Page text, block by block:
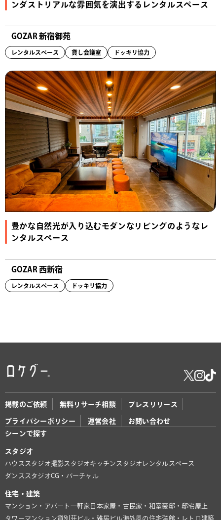
ンダストリアルな雰囲気を演出するレンタルスペース
GOZAR 新宿御苑
レンタルスペース 貸し会議室 ドッキリ協力
豊かな自然光が入り込むモダンなリビングのようなレ
ンタルスペース
GOZAR 西新宿
レンタルスペース ドッキリ協力
掲載のご依頼 無料リサーチ相談 プレスリリース
プライバシーポリシー 運営会社
お問い合わせ
シーンで探す
スタジオ
ハウススタジオ撮影スタジオキッチンスタジオ レンタルスペース
ダンススタジオCG・バーチャル
住宅・建築
マンション・アパート 一軒家 日本家屋・古民家・和室豪邸・邸宅屋上
タワーマンション貸別荘ビル・雑居ビル海外風の住宅洋館・レトロ建築